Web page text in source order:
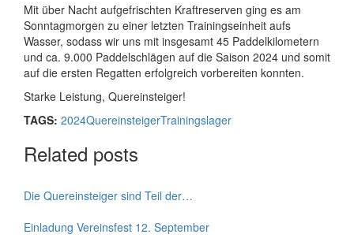
Mit über Nacht aufgefrischten Kraftreserven ging es am
Sonntagmorgen zu einer letzten Trainingseinheit aufs
Wasser, sodass wir uns mit insgesamt 45 Paddelkilometern
und ca. 9.000 Paddelschlägen auf die Saison 2024 und somit
auf die ersten Regatten erfolgreich vorbereiten konnten.
Starke Leistung, Quereinsteiger!
TAGS: 2024QuereinsteigerTrainingslager
Related posts
Die Quereinsteiger sind Teil der…
Einladung Vereinsfest 12. September